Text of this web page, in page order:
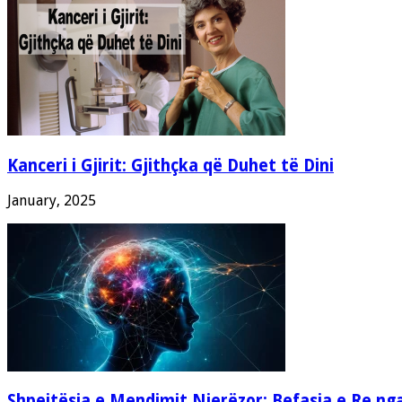
Kanceri i Gjirit: Gjithçka që Duhet të Dini
January, 2025